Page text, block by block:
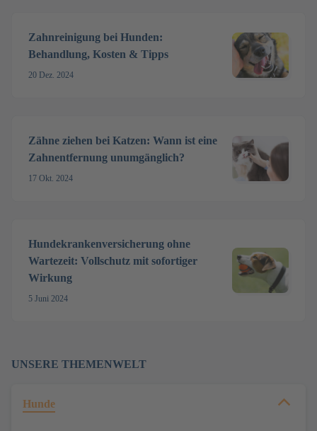
Zahnreinigung bei Hunden:
Behandlung, Kosten & Tipps
20 Dez. 2024
Zähne ziehen bei Katzen: Wann ist eine
Zahnentfernung unumgänglich?
17 Okt. 2024
Hundekrankenversicherung ohne
Wartezeit: Vollschutz mit sofortiger
Wirkung
5 Juni 2024
UNSERE THEMENWELT
Hunde